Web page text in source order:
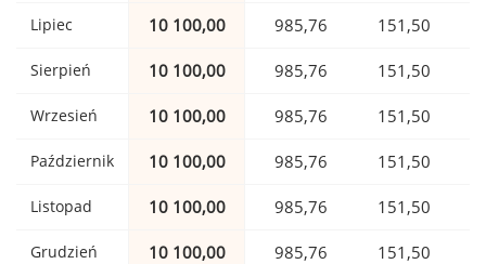
Lipiec 10 100,00 985,76 151,50
Sierpień 10 100,00 985,76 151,50
Wrzesień 10 100,00 985,76 151,50
Październik 10 100,00 985,76 151,50
Listopad 10 100,00 985,76 151,50
Grudzień 10 100,00 985,76 151,50